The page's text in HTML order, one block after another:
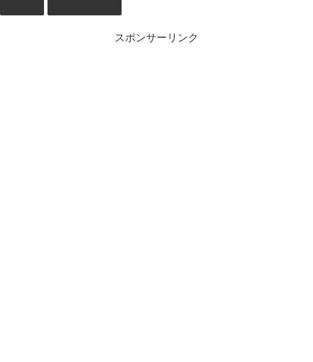
スポンサーリンク